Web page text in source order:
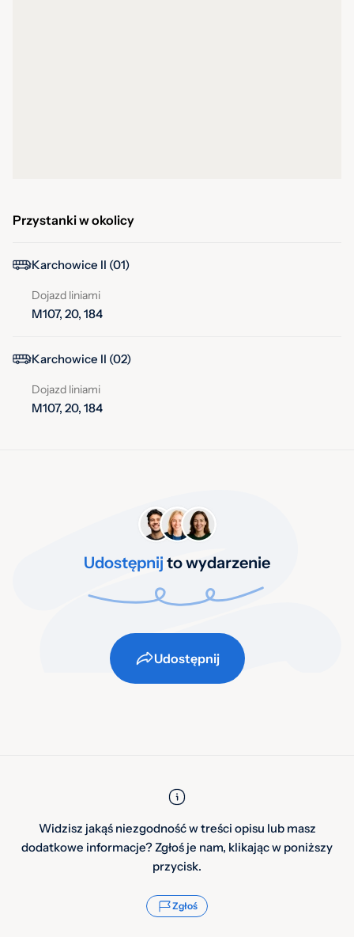
Przystanki w okolicy
Karchowice II (01)
Dojazd liniami
M107, 20, 184
Karchowice II (02)
Dojazd liniami
M107, 20, 184
Udostępnij to wydarzenie
Udostępnij
Widzisz jakąś niezgodność w treści opisu lub masz
dodatkowe informacje? Zgłoś je nam, klikając w poniższy
przycisk.
Zgłoś